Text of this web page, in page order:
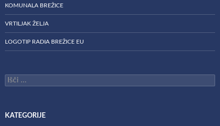
KOMUNALA BREŽICE
VRTILJAK ŽELJA
LOGOTIP RADIA BREŽICE EU
Išči:
KATEGORIJE